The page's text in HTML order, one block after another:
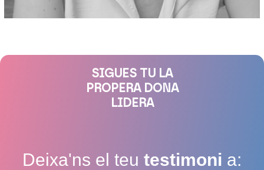
SIGUES TU LA
PROPERA DONA
LIDERA
Deixa'ns el teu testimoni a: